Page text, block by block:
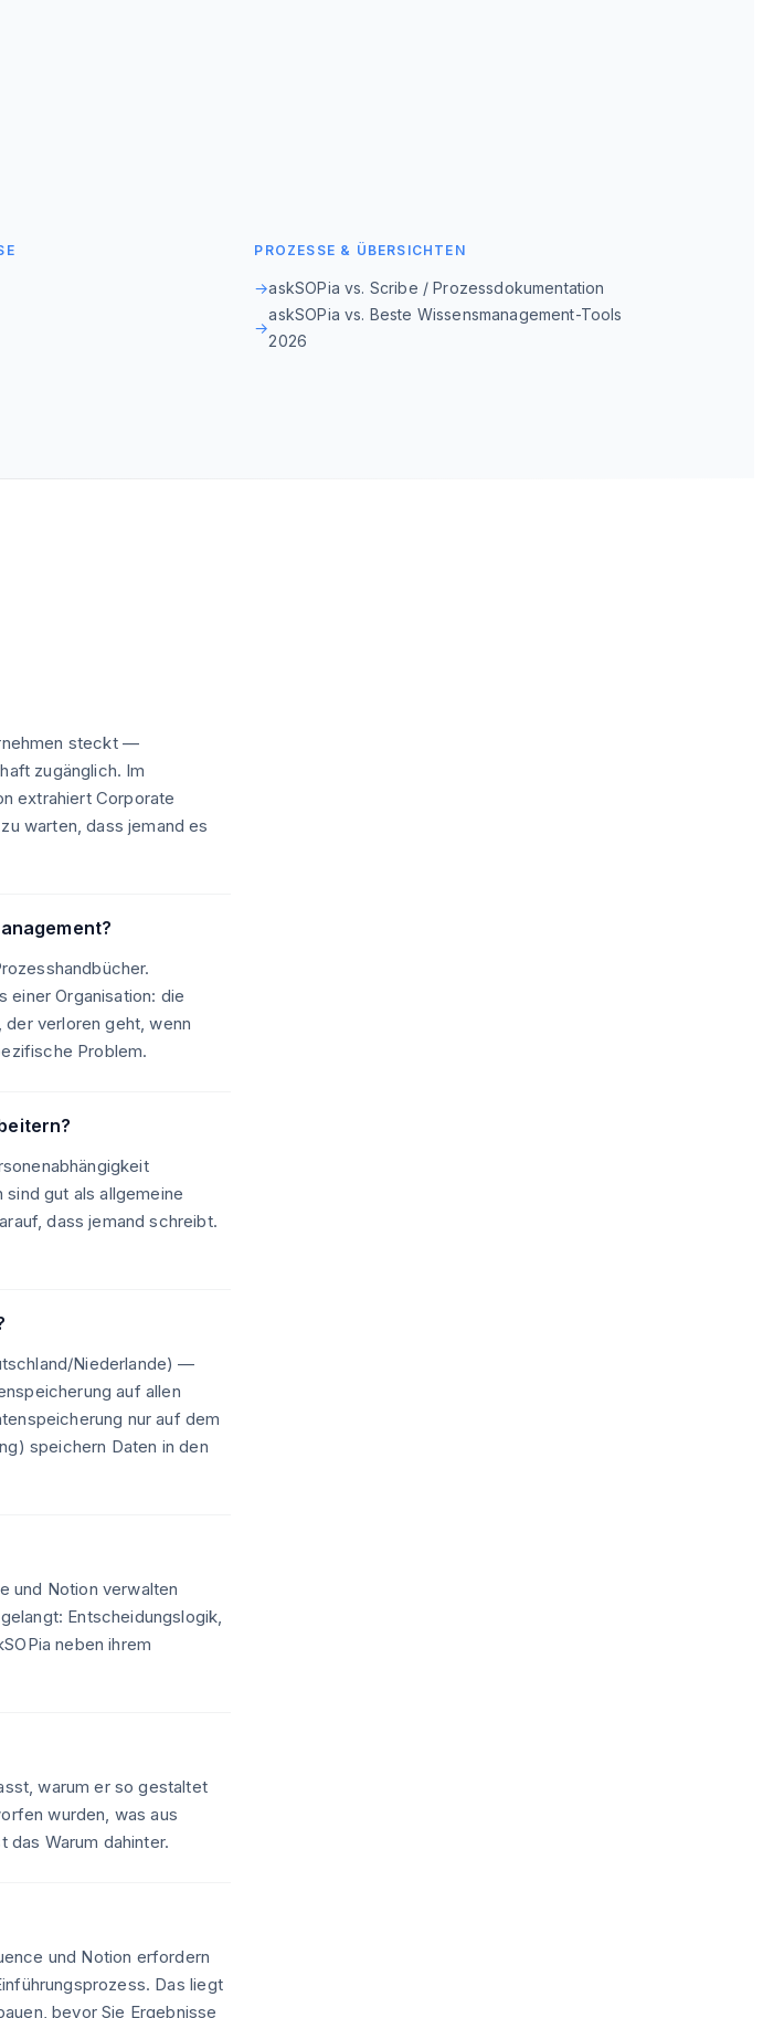
PROZESSE & ÜBERSICHTEN
→askSOPia vs. Scribe / Prozessdokumentation
→
askSOPia vs. Beste Wissensmanagement-Tools
2026
steckt —
zugänglich. Im
extrahiert Corporate
warten, dass jemand es
Organisation: die
verloren geht, wenn
Problem.
gut als allgemeine
dass jemand schreibt.
Niederlande) —
auf allen
nur auf dem
speichern Daten in den
und Notion verwalten
Entscheidungslogik,
neben ihrem
warum er so gestaltet
wurden, was aus
das Warum dahinter.
und Notion erfordern
Das liegt
bevor Sie Ergebnisse